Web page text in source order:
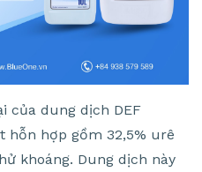
của dung dịch DEF
hỗn hợp gồm 32,5% urê
khoáng. Dung dịch này